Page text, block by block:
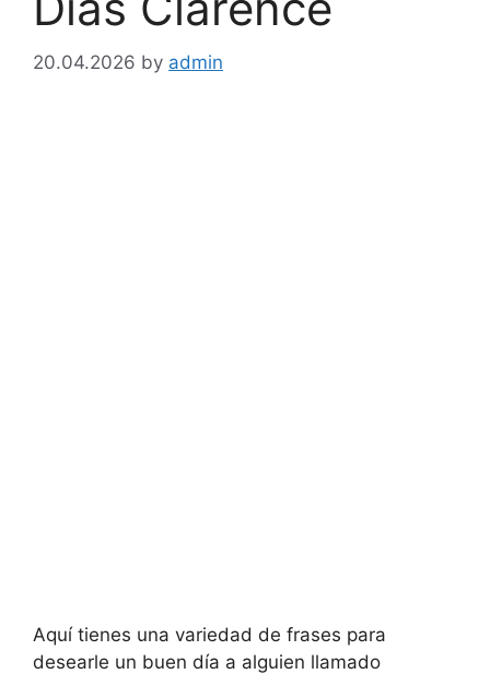
20.04.2026 by admin
Aquí tienes una variedad de frases para
desearle un buen día a alguien llamado